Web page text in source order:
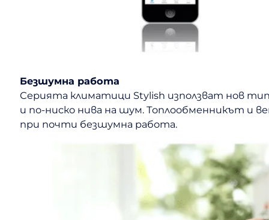
Безшумна работа
Серията климатици Stylish използват нов
и по-ниско нива на шум. Топлообменникът и
при почти безшумна работа.